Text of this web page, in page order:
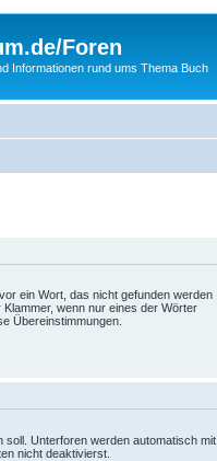
Foren
Informationen rund ums Thema Buch
vor ein Wort, das nicht gefunden werden
Klammer, wenn nur eines der Wörter
Übereinstimmungen.
Unterforen werden automatisch mit
nicht deaktivierst.